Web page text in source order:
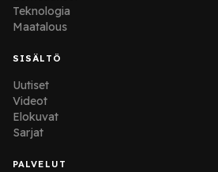
Teknologia
Maatalous
SISÄLTÖ
Uutiset
Videot
Elokuvat
Sarjat
PALVELUT